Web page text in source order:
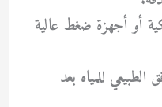
أو أجهزة ضغط عالية
الطبيعي للمياه بعد